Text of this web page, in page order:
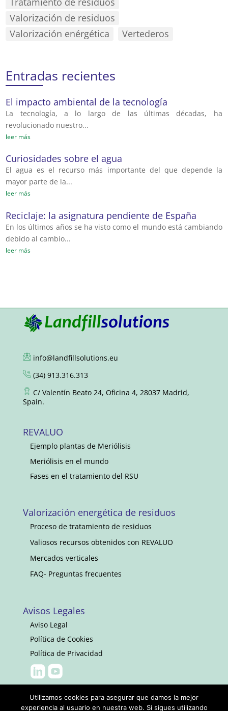
Valorización de residuos
Valorización enérgética
Vertederos
Entradas recientes
El impacto ambiental de la tecnología
La tecnología, a lo largo de las últimas décadas, ha
revolucionado nuestro...
leer más
Curiosidades sobre el agua
El agua es el recurso más importante del que depende la
mayor parte de la...
leer más
Reciclaje: la asignatura pendiente de España
En los últimos años se ha visto como el mundo está cambiando
debido al cambio...
leer más
info@landfillsolutions.eu
(34) 913.316.313
C/ Valentín Beato 24, Oficina 4, 28037 Madrid,
Spain.
REVALUO
Ejemplo plantas de Meriólisis
Meriólisis en el mundo
Fases en el tratamiento del RSU
Valorización energética de residuos
Proceso de tratamiento de residuos
Valiosos recursos obtenidos con REVALUO
Mercados verticales
FAQ- Preguntas frecuentes
Avisos Legales
Aviso Legal
Política de Cookies
Política de Privacidad
Utilizamos cookies para asegurar que damos la mejor
experiencia al usuario en nuestra web. Si sigues utilizando